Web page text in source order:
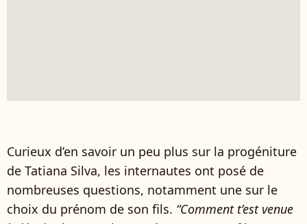
Curieux d’en savoir un peu plus sur la progéniture
de Tatiana Silva, les internautes ont posé de
nombreuses questions, notamment une sur le
choix du prénom de son fils. “Comment t’est venue